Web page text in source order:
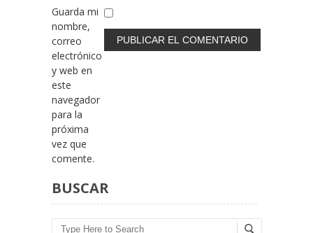
Guarda mi
nombre,
correo
electrónico
y web en
este
navegador
para la
próxima
vez que
comente.
BUSCAR
Search